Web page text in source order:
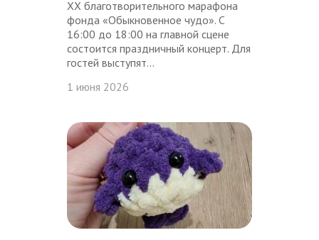
XX благотворительного марафона
фонда «Обыкновенное чудо». С
16:00 до 18:00 на главной сцене
состоится праздничный концерт. Для
гостей выступят...
1 июня 2026